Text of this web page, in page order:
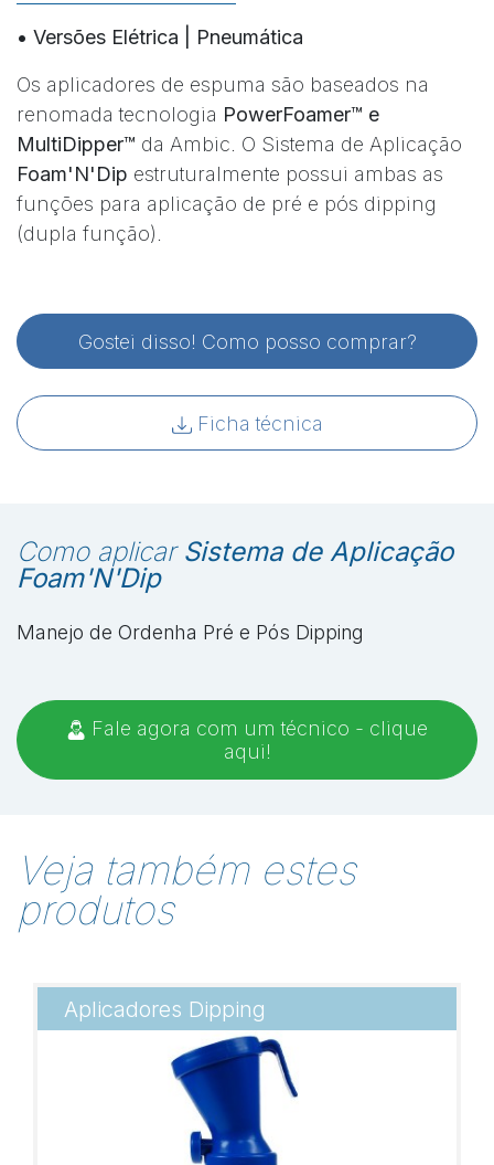
• Versões Elétrica | Pneumática
Os aplicadores de espuma são baseados na
renomada tecnologia PowerFoamer™ e
MultiDipper™ da Ambic. O Sistema de Aplicação
Foam'N'Dip estruturalmente possui ambas as
funções para aplicação de pré e pós dipping
(dupla função).
Gostei disso! Como posso comprar?
Ficha técnica
Como aplicar Sistema de Aplicação
Foam'N'Dip
Manejo de Ordenha Pré e Pós Dipping
Fale agora com um técnico - clique
aqui!
Veja também estes
produtos
Aplicadores Dipping